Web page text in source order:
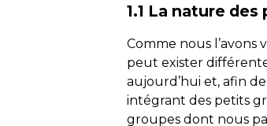
1.1 La nature
Comme nous l’avons
peut exister
aujourd’hui et, afin
intégrant des petits
groupes dont nous